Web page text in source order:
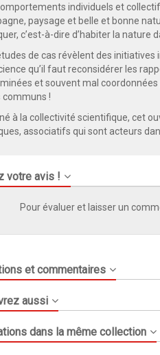
individuels et
paysage et belle et bonne
c’est-à-dire d’habiter la nature
de cas révèlent des
qu’il faut reconsidérer les
et souvent mal
communs !
à la collectivité scientifique, cet
associatifs qui sont acteurs
votre avis !
Pour évaluer et laisser un
et commentaires
aussi
dans la même collection